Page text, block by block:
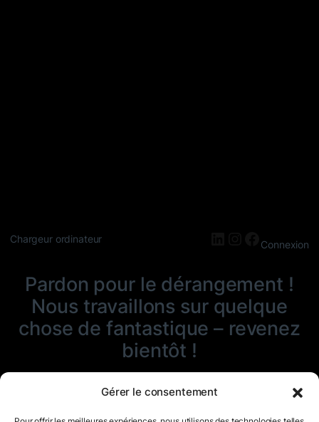
Gérer le consentement
Chargeur ordinateur LinkedIn
Instagram
Connexion
Pardon pour le dérangement !
Nous travaillons sur quelque
chose de fantastique – revenez
bientôt !